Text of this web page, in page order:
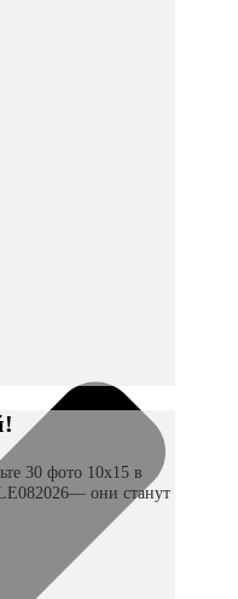
30 фото 10х15 в
они станут